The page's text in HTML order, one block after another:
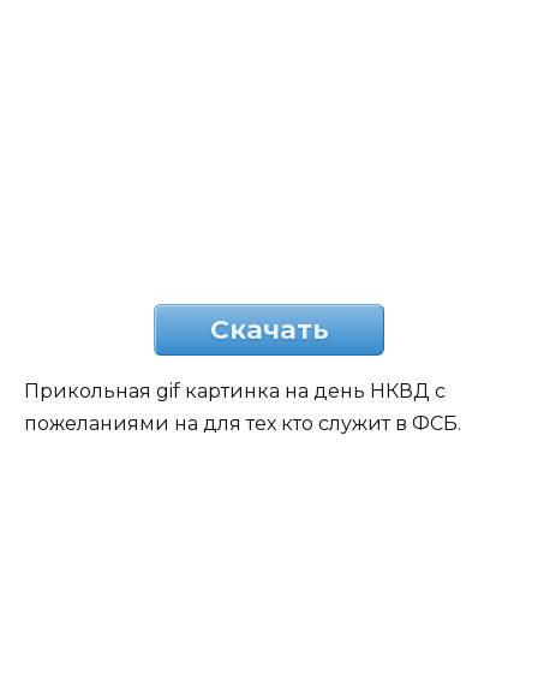
Скачать
Прикольная gif картинка на день НКВД с
пожеланиями на для тех кто служит в ФСБ.